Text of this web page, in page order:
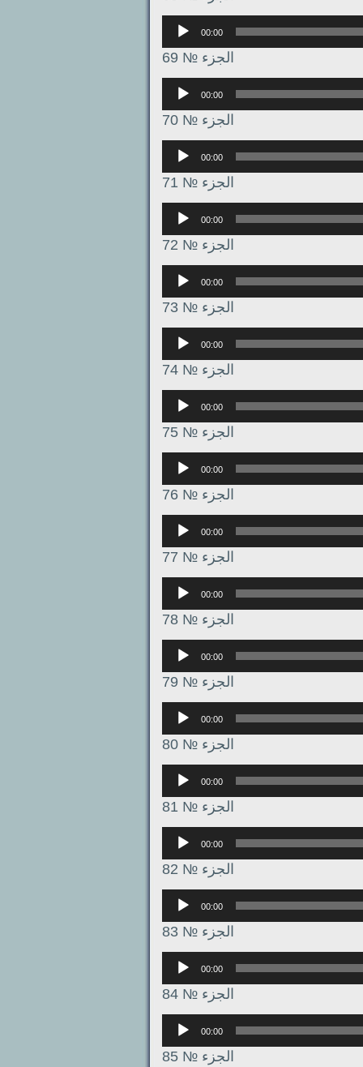
Аудиоплеер
00:00
الجزء № 69
Аудиоплеер
00:00
الجزء № 70
Аудиоплеер
00:00
الجزء № 71
Аудиоплеер
00:00
الجزء № 72
Аудиоплеер
00:00
الجزء № 73
Аудиоплеер
00:00
الجزء № 74
Аудиоплеер
00:00
الجزء № 75
Аудиоплеер
00:00
الجزء № 76
Аудиоплеер
00:00
الجزء № 77
Аудиоплеер
00:00
الجزء № 78
Аудиоплеер
00:00
الجزء № 79
Аудиоплеер
00:00
الجزء № 80
Аудиоплеер
00:00
الجزء № 81
Аудиоплеер
00:00
الجزء № 82
Аудиоплеер
00:00
الجزء № 83
Аудиоплеер
00:00
الجزء № 84
Аудиоплеер
00:00
الجزء № 85